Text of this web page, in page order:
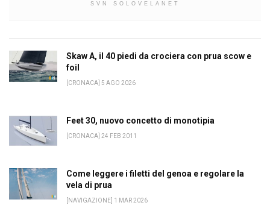
SVN SOLOVELANET
Skaw A, il 40 piedi da crociera con prua scow e
foil
[CRONACA] 5 AGO 2026
Feet 30, nuovo concetto di monotipia
[CRONACA] 24 FEB 2011
Come leggere i filetti del genoa e regolare la
vela di prua
[NAVIGAZIONE] 1 MAR 2026